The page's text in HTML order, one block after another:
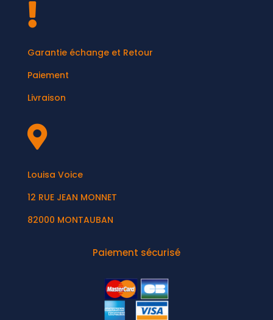

Garantie échange et Retour
Paiement
Livraison

Louisa Voice
12 RUE JEAN MONNET
82000 MONTAUBAN
Paiement sécurisé